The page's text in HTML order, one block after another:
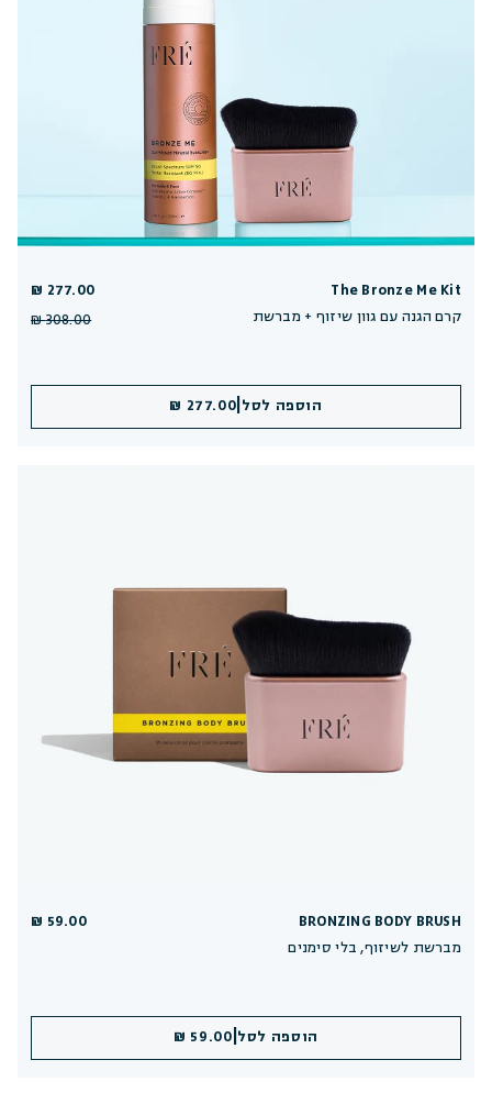
The Bronze Me Kit
קרם הגנה עם גוון שיזוף + מברשת
277.00 ₪
308.00 ₪
הוספה לסל 277.00 ₪
BRONZING BODY BRUSH
מברשת לשיזוף, בלי סימנים
59.00 ₪
הוספה לסל 59.00 ₪